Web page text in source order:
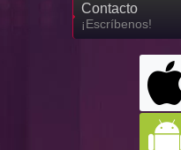
Contacto
¡Escríbenos!